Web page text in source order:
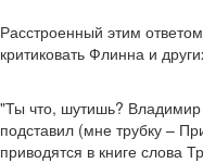
Расстроенный этим
критиковать Флинна и
"Ты что, шутишь?
подставил (мне трубку –
приводятся в книге слова